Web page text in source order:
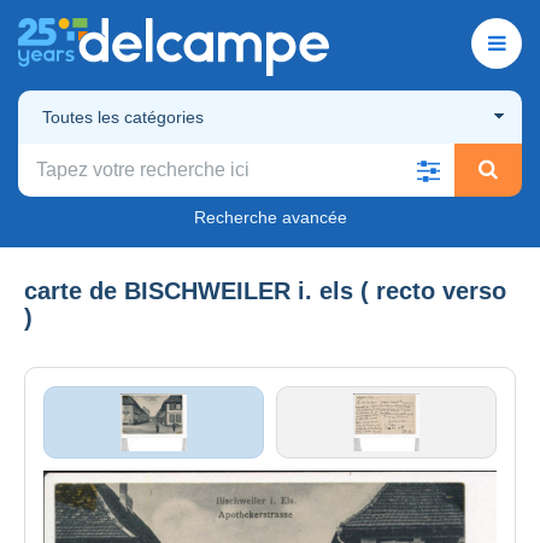
Toutes les catégories
Recherche avancée
carte de BISCHWEILER i. els ( recto verso
)